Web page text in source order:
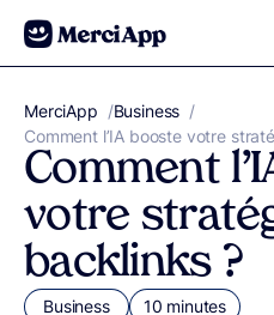
Aller au contenu
MerciApp correcteur orthographe
/Business /
Comment l’IA booste votre
Comment
votre
backlinks ?
Business 10 minutes